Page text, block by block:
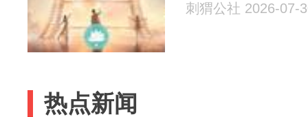
刺猬公社 2026-07-
热点新闻